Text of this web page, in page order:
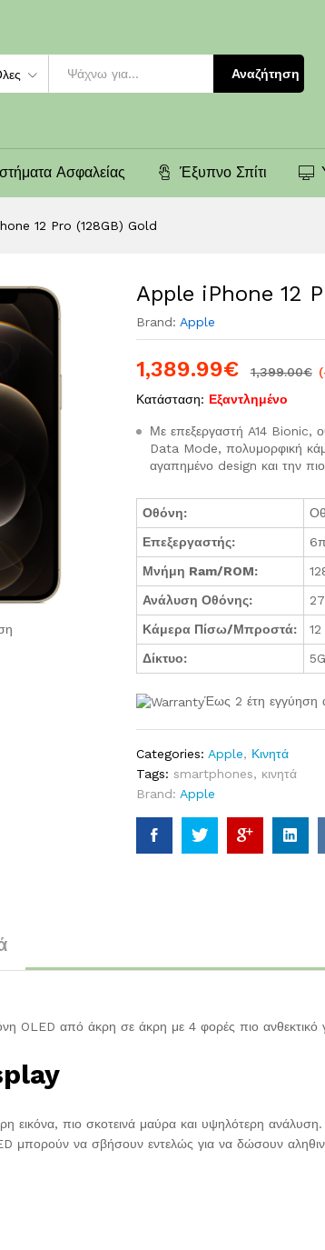
Αναζήτηση
Ασφαλείας Έξυπνο Σπίτι
12 Pro (128GB) Gold
Apple iPhone 12
Brand: Apple
1,389.99€ 1,399.00€
Κατάσταση: Εξαντλημένο
Με επεξεργαστή A14 Bionic,
Data Mode, πολυμορφική
αγαπημένο design και την
Οθόνη:
Επεξεργαστής:
Μνήμη Ram/ROM:
Ανάλυση Οθόνης:
Κάμερα Πίσω/Μπροστά:
Δίκτυο:
5G
Έως 2 έτη εγγύηση
Categories: Apple, Κινητά
Tags: smartphones, κινητά
Brand: Apple
OLED από άκρη σε άκρη με 4 φορές πιο ανθεκτικό
εικόνα, πιο σκοτεινά μαύρα και υψηλότερη
μπορούν να σβήσουν εντελώς για να δώσουν